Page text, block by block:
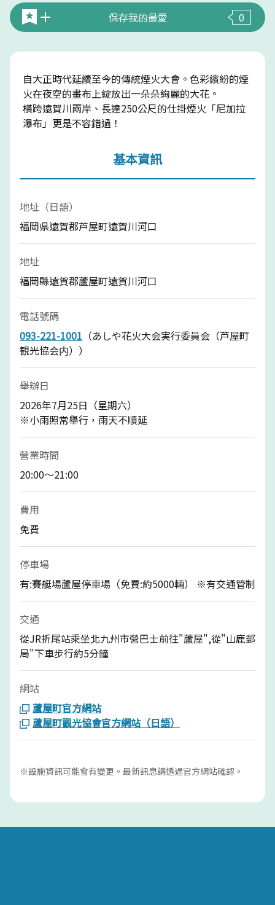
保存我的最愛 0
自大正時代延續至今的傳統煙火大會。色彩繽紛的煙
火在夜空的畫布上綻放出一朵朵絢麗的大花。
橫跨遠賀川兩岸、長達250公尺的仕掛煙火「尼加拉
瀑布」更是不容錯過！
基本資訊
地址（日語）
福岡県遠賀郡芦屋町遠賀川河口
地址
福岡縣遠賀郡蘆屋町遠賀川河口
電話號碼
093-221-1001 （あしや花火大会実行委員会（芦屋町
観光協会内））
舉辦日
2026年7月25日（星期六）
※小雨照常舉行，雨天不順延
營業時間
20:00～21:00
費用
免費
停車場
有:賽艇場蘆屋停車場（免費:約5000輛） ※有交通管制
交通
從JR折尾站乘坐北九州市營巴士前往"蘆屋",從"山鹿郵
局"下車步行約5分鐘
網站
蘆屋町官方網站
蘆屋町觀光協會官方網站（日語）
※設施資訊可能會有變更。最新訊息請透過官方網站確認。